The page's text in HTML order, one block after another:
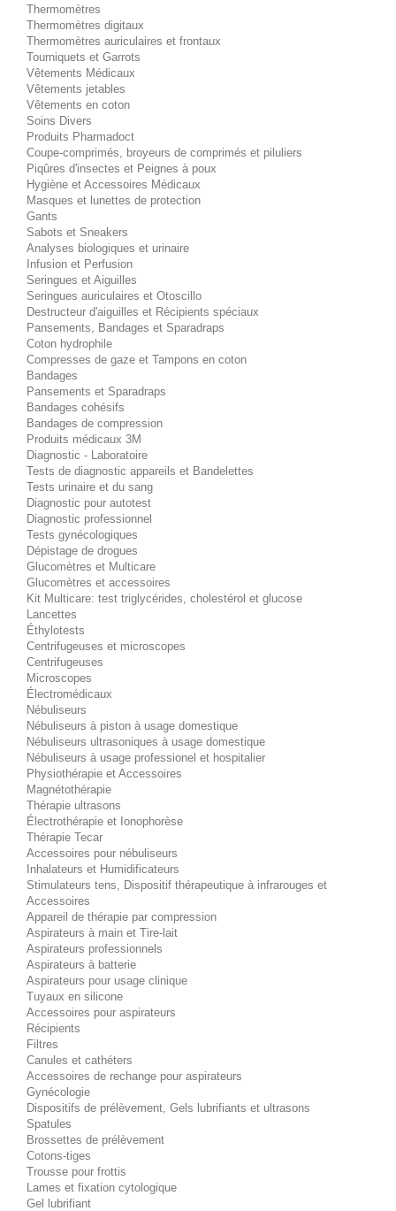
Thermomètres
Thermomètres digitaux
Thermomètres auriculaires et frontaux
Tourniquets et Garrots
Vêtements Médicaux
Vêtements jetables
Vêtements en coton
Soins Divers
Produits Pharmadoct
Coupe-comprimés, broyeurs de comprimés et piluliers
Piqûres d'insectes et Peignes à poux
Hygiène et Accessoires Médicaux
Masques et lunettes de protection
Gants
Sabots et Sneakers
Analyses biologiques et urinaire
Infusion et Perfusion
Seringues et Aiguilles
Seringues auriculaires et Otoscillo
Destructeur d'aiguilles et Récipients spéciaux
Pansements, Bandages et Sparadraps
Coton hydrophile
Compresses de gaze et Tampons en coton
Bandages
Pansements et Sparadraps
Bandages cohésifs
Bandages de compression
Produits médicaux 3M
Diagnostic - Laboratoire
Tests de diagnostic appareils et Bandelettes
Tests urinaire et du sang
Diagnostic pour autotest
Diagnostic professionnel
Tests gynécologiques
Dépistage de drogues
Glucomètres et Multicare
Glucomètres et accessoires
Kit Multicare: test triglycérides, cholestérol et glucose
Lancettes
Éthylotests
Centrifugeuses et microscopes
Centrifugeuses
Microscopes
Électromédicaux
Nébuliseurs
Nébuliseurs à piston à usage domestique
Nébuliseurs ultrasoniques à usage domestique
Nébuliseurs à usage professionel et hospitalier
Physiothérapie et Accessoires
Magnétothérapie
Thérapie ultrasons
Électrothérapie et Ionophorèse
Thérapie Tecar
Accessoires pour nébuliseurs
Inhalateurs et Humidificateurs
Stimulateurs tens, Dispositif thérapeutique à infrarouges et
Accessoires
Appareil de thérapie par compression
Aspirateurs à main et Tire-lait
Aspirateurs professionnels
Aspirateurs à batterie
Aspirateurs pour usage clinique
Tuyaux en silicone
Accessoires pour aspirateurs
Récipients
Filtres
Canules et cathéters
Accessoires de rechange pour aspirateurs
Gynécologie
Dispositifs de prélèvement, Gels lubrifiants et ultrasons
Spatules
Brossettes de prélèvement
Cotons-tiges
Trousse pour frottis
Lames et fixation cytologique
Gel lubrifiant